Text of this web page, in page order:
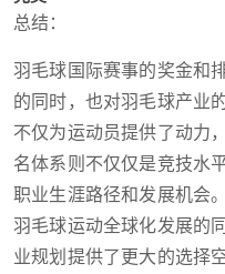
总结：
羽毛球国际赛事的奖金和
的同时，也对羽毛球产业
不仅为运动员提供了动力
名体系则不仅仅是竞技水
职业生涯路径和发展机会
羽毛球运动全球化发展的
业规划提供了更大的选择